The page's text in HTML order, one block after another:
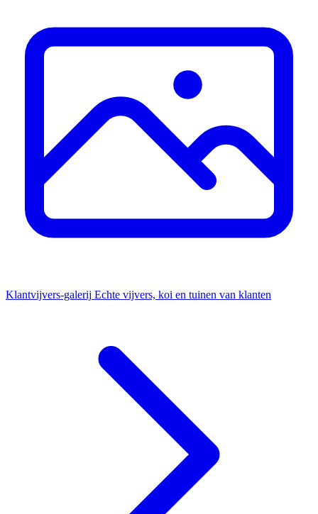
Klantvijvers-galerij Echte vijvers, koi en tuinen van klanten